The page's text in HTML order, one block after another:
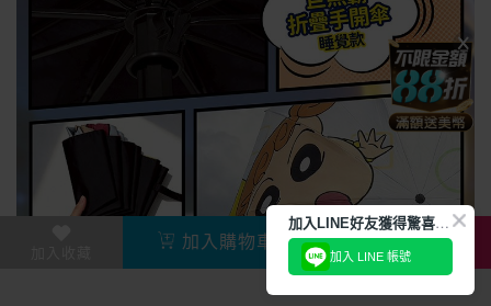
加入購物車 直接購買
加
入LINE好友獲得驚喜折扣!
加入 LINE 帳號